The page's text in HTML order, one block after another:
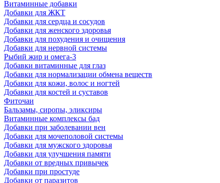
Витаминные добавки
Добавки для ЖКТ
Добавки для сердца и сосудов
Добавки для женского здоровья
Добавки для похудения и очищения
Добавки для нервной системы
Рыбий жир и омега-3
Добавки витаминные для глаз
Добавки для нормализации обмена веществ
Добавки для кожи, волос и ногтей
Добавки для костей и суставов
Фиточаи
Бальзамы, сиропы, эликсиры
Витаминные комплексы бад
Добавки при заболевании вен
Добавки для мочеполовой системы
Добавки для мужского здоровья
Добавки для улучшения памяти
Добавки от вредных привычек
Добавки при простуде
Добавки от паразитов